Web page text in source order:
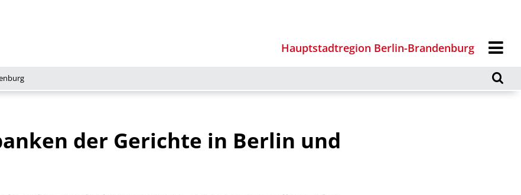
Hauptstadtregion Berlin-Brandenburg
der Gerichte in Berlin und